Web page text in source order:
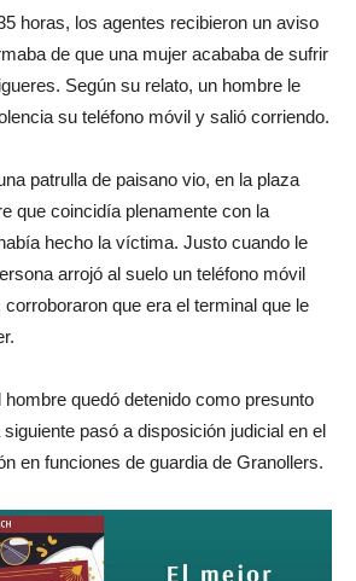
horas, los agentes recibieron un aviso
de que una mujer acababa de sufrir
Según su relato, un hombre le
su teléfono móvil y salió corriendo.
patrulla de paisano vio, en la plaza
que coincidía plenamente con la
hecho la víctima. Justo cuando le
arrojó al suelo un teléfono móvil
que era el terminal que le
quedó detenido como presunto
pasó a disposición judicial en el
en funciones de guardia de Granollers.